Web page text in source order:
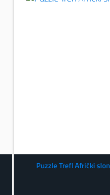
Puzzle Trefl Afrički